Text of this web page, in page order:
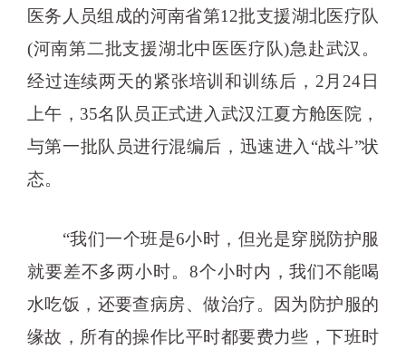
医务人员组成的河南省第12批支援湖北医疗队
(河南第二批支援湖北中医医疗队)急赴武汉。
经过连续两天的紧张培训和训练后，2月24日
上午，35名队员正式进入武汉江夏方舱医院，
与第一批队员进行混编后，迅速进入“战斗”状
态。
“我们一个班是6小时，但光是穿脱防护服
就要差不多两小时。8个小时内，我们不能喝
水吃饭，还要查病房、做治疗。因为防护服的
缘故，所有的操作比平时都要费力些，下班时